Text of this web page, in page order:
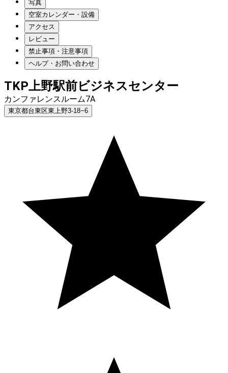
写真
空室カレンダー・設備
アクセス
レビュー
禁止事項・注意事項
ヘルプ・お問い合わせ
TKP上野駅前ビジネスセンター
カンファレンスルーム7A
東京都台東区東上野3-18−6